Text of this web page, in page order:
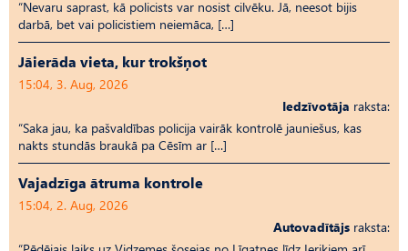
“Nevaru saprast, kā policists var nosist cilvēku. Jā, neesot bijis
darbā, bet vai policistiem neiemāca, […]
Jāierāda vieta, kur trokšņot
15:04, 3. Aug, 2026
Iedzīvotāja raksta:
“Saka jau, ka pašvaldības policija vairāk kontrolē jauniešus, kas
nakts stundās braukā pa Cēsīm ar […]
Vajadzīga ātruma kontrole
15:04, 2. Aug, 2026
Autovadītājs raksta: